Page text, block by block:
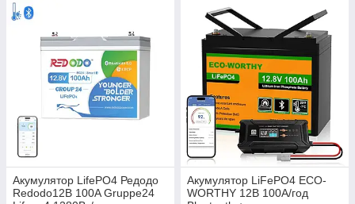
Акумулятор LifePO4 Редодо
Redodo12В 100A Gruppe24
Акумулятор LiFePO4 ECO-
WORTHY 12В 100А/год